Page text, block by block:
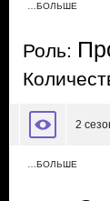
…БОЛЬШЕ
Роль:
2
…БОЛЬШЕ